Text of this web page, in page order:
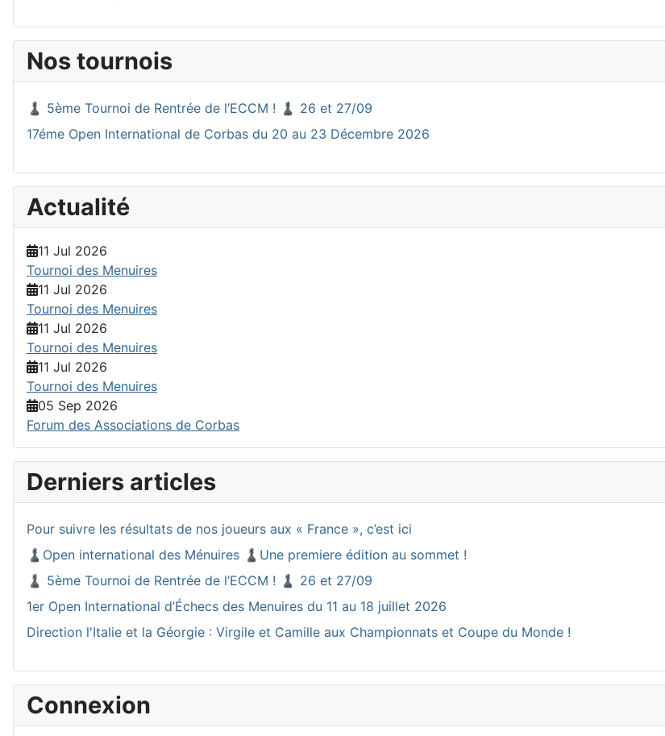
Nos tournois
♟️ 5ème Tournoi de Rentrée de l’ECCM ! ♟️ 26 et 27/09
17éme Open International de Corbas du 20 au 23 Décembre 2026
Actualité
11 Jul 2026
Tournoi des Menuires
11 Jul 2026
Tournoi des Menuires
11 Jul 2026
Tournoi des Menuires
11 Jul 2026
Tournoi des Menuires
05 Sep 2026
Forum des Associations de Corbas
Derniers articles
Pour suivre les résultats de nos joueurs aux « France », c’est ici
♟️Open international des Ménuires ♟️Une premiere édition au sommet !
♟️ 5ème Tournoi de Rentrée de l’ECCM ! ♟️ 26 et 27/09
1er Open International d’Échecs des Menuires du 11 au 18 juillet 2026
Direction l'Italie et la Géorgie : Virgile et Camille aux Championnats et Coupe du Monde !
Connexion